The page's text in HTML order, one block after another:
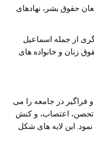
حقوق بشر، نهادهای
از جمله اسماعیل
زنان و خانواده های
فراگیر در جامعه را می
تحصن، اعتصاب، و کنش
این لایه های شکل